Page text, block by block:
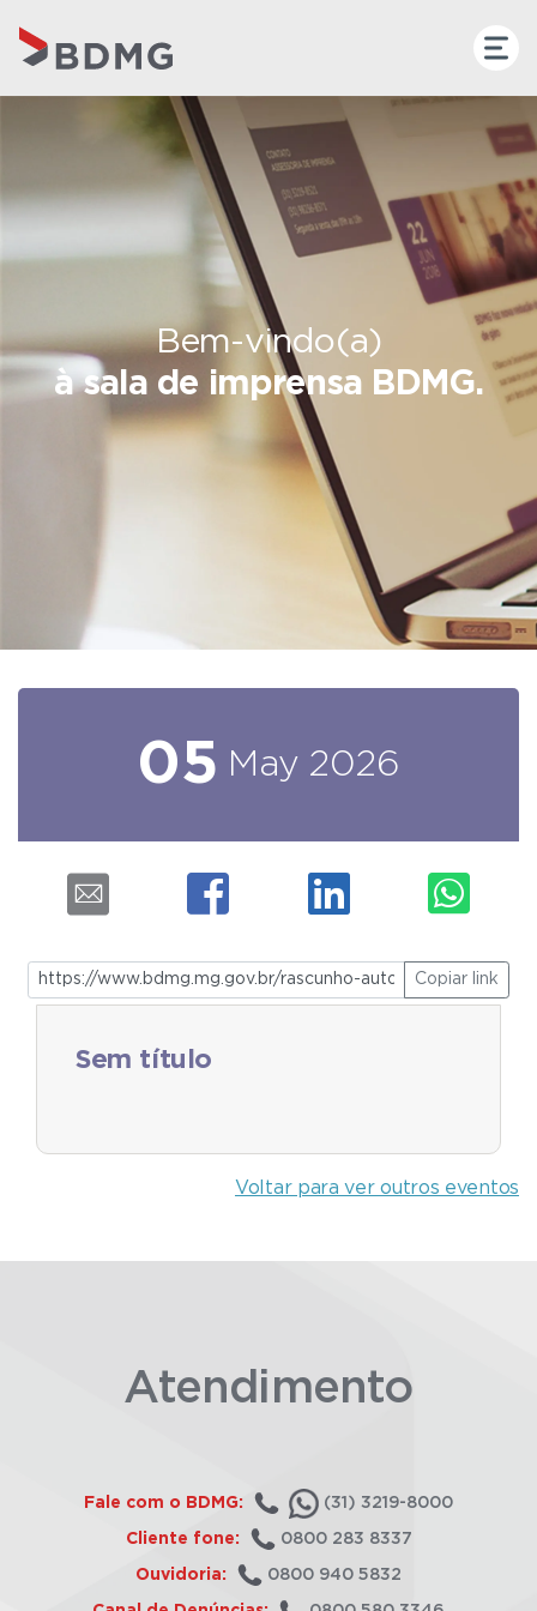
Bem-vindo(a)
à sala de imprensa BDMG.
05 May 2026
Copiar link
Sem título
Voltar para ver outros eventos
Atendimento
Fale com o BDMG: (31) 3219-8000
Cliente fone: 0800 283 8337
Ouvidoria: 0800 940 5832